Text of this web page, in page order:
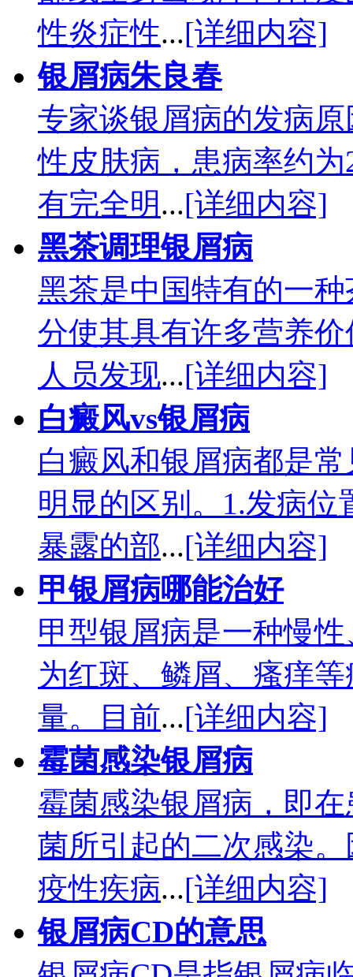
性炎症性...[详细内容]
银屑病朱良春
专家谈银屑病的发病
性皮肤病，患病率约
有完全明...[详细内容]
黑茶调理银屑病
黑茶是中国特有的一
分使其具有许多营养
人员发现...[详细内容]
白癜风vs银屑病
白癜风和银屑病都是
明显的区别。1.发病
暴露的部...[详细内容]
甲银屑病哪能治好
甲型银屑病是一种慢
为红斑、鳞屑、瘙痒
量。目前...[详细内容]
霉菌感染银屑病
霉菌感染银屑病，即
菌所引起的二次感染
疫性疾病...[详细内容]
银屑病CD的意思